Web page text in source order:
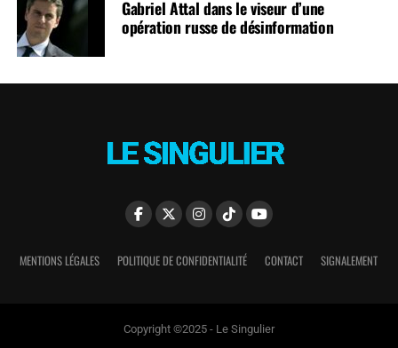
Gabriel Attal dans le viseur d’une
opération russe de désinformation
MENTIONS LÉGALES POLITIQUE DE CONFIDENTIALITÉ CONTACT SIGNALEMENT
Copyright ©2025 - Le Singulier